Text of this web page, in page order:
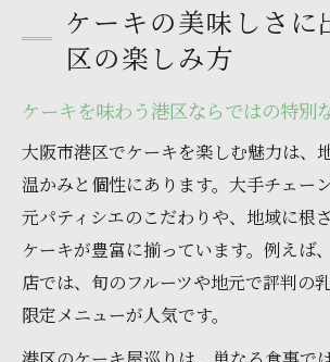
ケーキの美味しさに
区の楽しみ方
ケーキを味わう港区ならではの特別
大阪市港区でケーキを楽しむ魅力は、
温かみと個性にあります。大手チェー
元パティシエのこだわりや、地域に根
ケーキが豊富に揃っています。例えば
店では、旬のフルーツや地元で評判の
限定メニューが人気です。